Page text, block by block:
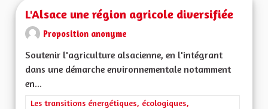
L'Alsace une région agricole diversifiée
Proposition anonyme
Soutenir l'agriculture alsacienne, en l'intégrant
dans une démarche environnementale notamment
en...
Filtrer les résultats de la catégorie : Les transitions
Les transitions énergétiques, écologiques,